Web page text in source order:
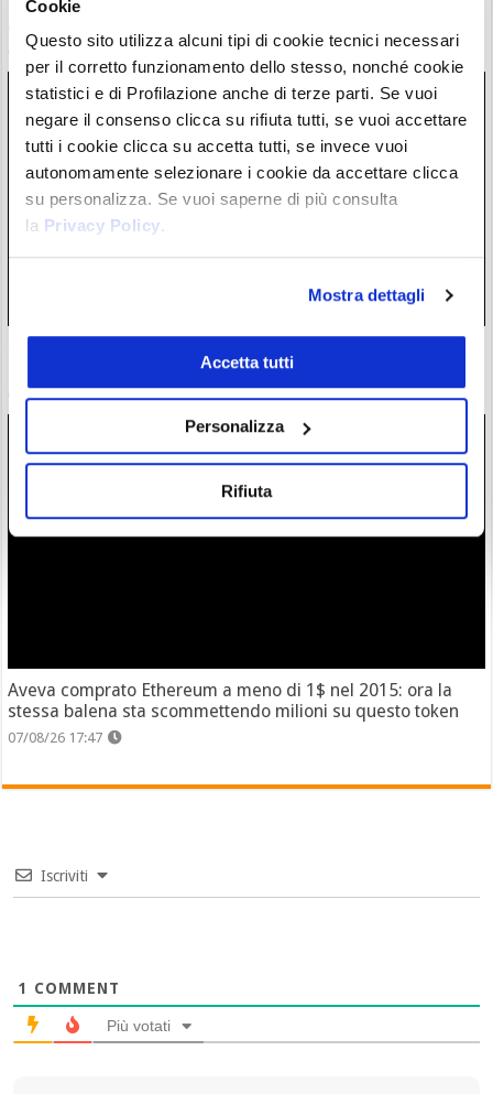
Cookie
Questo sito utilizza alcuni tipi di cookie tecnici necessari
per il corretto funzionamento dello stesso, nonché cookie
statistici e di Profilazione anche di terze parti. Se vuoi
negare il consenso clicca su rifiuta tutti, se vuoi accettare
tutti i cookie clicca su accetta tutti, se invece vuoi
autonomamente selezionare i cookie da accettare clicca
su personalizza. Se vuoi saperne di più consulta
la Privacy Policy.
Mostra dettagli
Accetta tutti
Personalizza
Rifiuta
BTCPay Server ha una vulnerabilità critica. Necessario
07/08/26 19:34
Macabro boom del biotech in Cina
07/08/26 18:17
Aveva comprato Ethereum a meno di 1$ nel 2015: ora la
stessa balena sta scommettendo milioni su questo token
07/08/26 17:47
Iscriviti
1 COMMENT
Più votati